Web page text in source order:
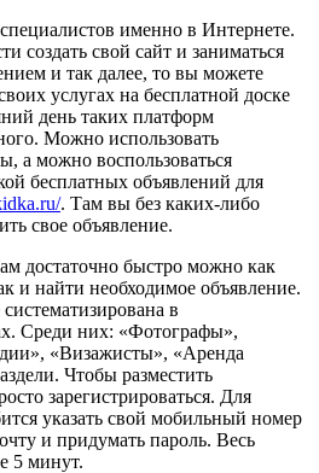
именно в Интернете.
создать свой сайт и заниматься
и так далее, то вы можете
услугах на бесплатной доске
день таких платформ
Можно использовать
а можно воспользоваться
бесплатных объявлений для
. Там вы без каких-либо
свое объявление.
достаточно быстро можно как
и найти необходимое объявление.
в
Среди них: «Фотографы»,
«Визажисты», «Аренда
Чтобы разместить
зарегистрироваться. Для
указать свой мобильный номер
и придумать пароль. Весь
5 минут.